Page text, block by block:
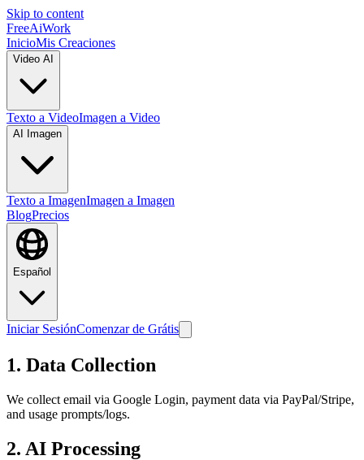
Skip to content
FreeAiWork
InicioMis Creaciones
Video AI
Texto a VideoImagen a Video
AI Imagen
Texto a ImagenImagen a Imagen
BlogPrecios
Español
Iniciar SesiónComenzar de Grátis
1. Data Collection
We collect email via Google Login, payment data via PayPal/Stripe,
and usage prompts/logs.
2. AI Processing